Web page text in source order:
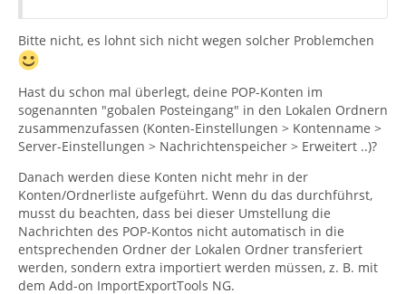
Bitte nicht, es lohnt sich nicht wegen solcher Problemchen
Hast du schon mal überlegt, deine POP-Konten im
sogenannten "gobalen Posteingang" in den Lokalen Ordnern
zusammenzufassen (Konten-Einstellungen > Kontenname >
Server-Einstellungen > Nachrichtenspeicher > Erweitert ..)?
Danach werden diese Konten nicht mehr in der
Konten/Ordnerliste aufgeführt. Wenn du das durchführst,
musst du beachten, dass bei dieser Umstellung die
Nachrichten des POP-Kontos nicht automatisch in die
entsprechenden Ordner der Lokalen Ordner transferiert
werden, sondern extra importiert werden müssen, z. B. mit
dem Add-on ImportExportTools NG.